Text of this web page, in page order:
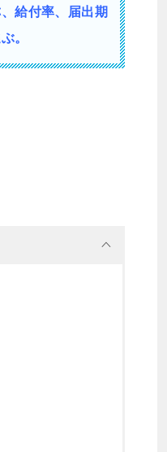
給付率、届出期
。